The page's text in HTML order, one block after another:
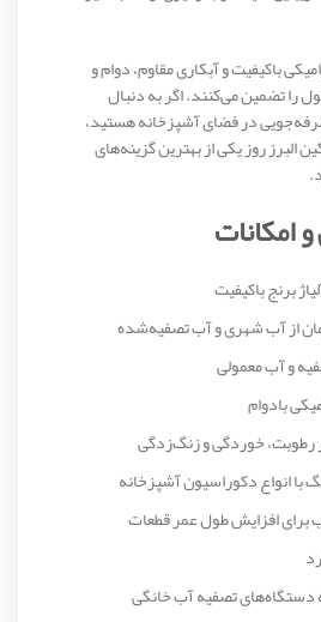
باکیفیت و آبکاری مقاوم، دوام و
را تضمین می‌کنند. اگر به دنبال
در فضای آشپزخانه هستید،
البرز روز یکی از بهترین گزینه‌های
برنج باکیفیت
از آب شهری و آب تصفیه‌شده
و آب معمولی
بادوام
رطوبت، خوردگی و زنگ‌زدگی
انواع دکوراسیون آشپزخانه
افزایش طول عمر قطعات
دستگاه‌های تصفیه آب خانگی